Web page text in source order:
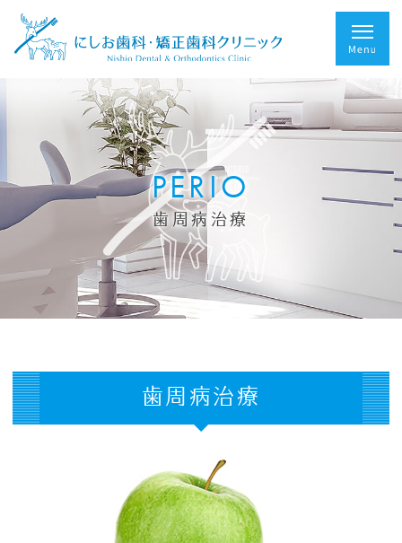
PERIO
歯周病治療
歯周病治療